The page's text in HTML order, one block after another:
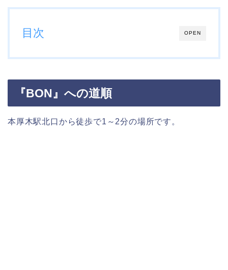
OPEN
目次
『BON』への道順
本厚木駅北口から徒歩で1～2分の場所です。